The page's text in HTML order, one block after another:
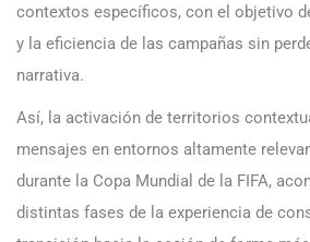
contextos específicos, con el objetivo
y la eficiencia de las campañas sin
narrativa.
Así, la activación de territorios
mensajes en entornos altamente
durante la Copa Mundial de la FIFA,
distintas fases de la experiencia de